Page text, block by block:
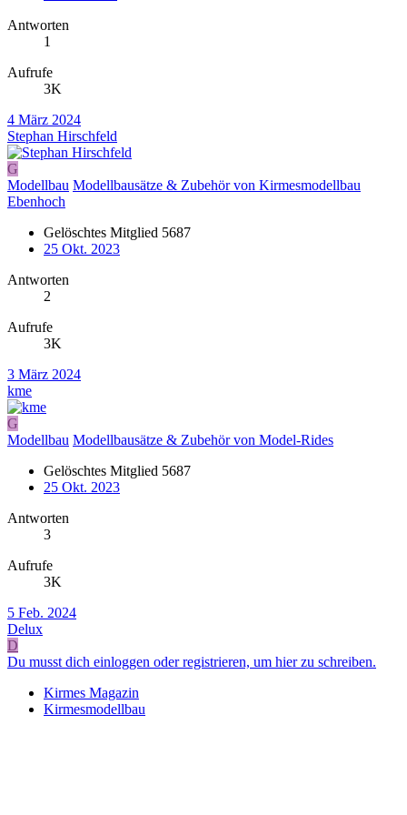
Antworten
1
Aufrufe
3K
4 März 2024
Stephan Hirschfeld
G
Modellbau Modellbausätze & Zubehör von Kirmesmodellbau
Ebenhoch
Gelöschtes Mitglied 5687
25 Okt. 2023
Antworten
2
Aufrufe
3K
3 März 2024
kme
G
Modellbau Modellbausätze & Zubehör von Model-Rides
Gelöschtes Mitglied 5687
25 Okt. 2023
Antworten
3
Aufrufe
3K
5 Feb. 2024
Delux
D
Du musst dich einloggen oder registrieren, um hier zu schreiben.
Kirmes Magazin
Kirmesmodellbau